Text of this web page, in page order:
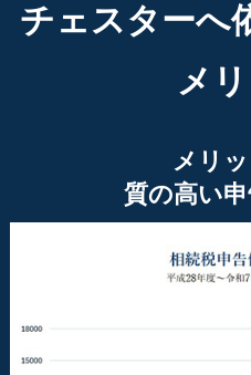
チェスターへ
メ
メリッ
質の高い